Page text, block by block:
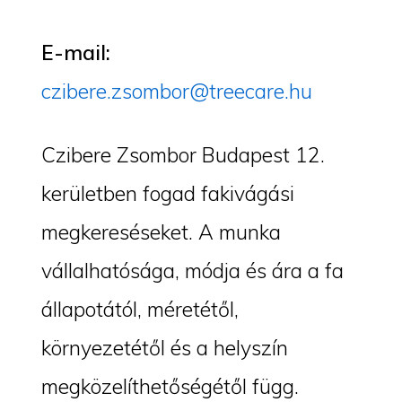
E-mail:
czibere.zsombor@treecare.hu
Czibere Zsombor Budapest 12.
kerületben fogad fakivágási
megkereséseket. A munka
vállalhatósága, módja és ára a fa
állapotától, méretétől,
környezetétől és a helyszín
megközelíthetőségétől függ.